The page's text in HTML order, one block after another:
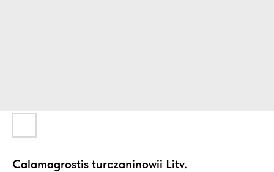
Calamagrostis turczaninowii Litv.